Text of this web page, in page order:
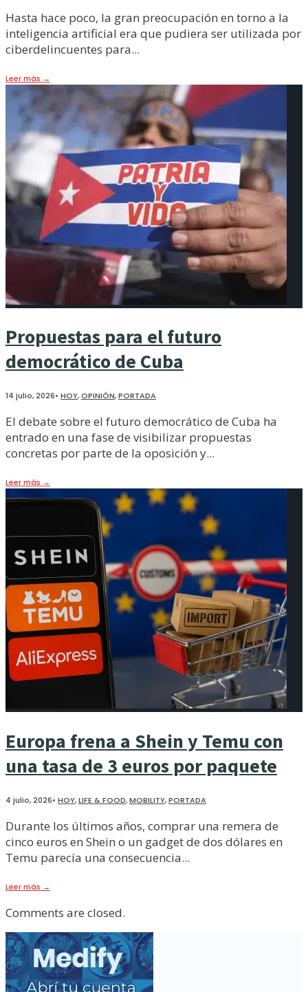
Hasta hace poco, la gran preocupación en torno a la
inteligencia artificial era que pudiera ser utilizada por
ciberdelincuentes para...
Leer más →
Propuestas para el futuro
democrático de Cuba
14 julio, 2026• HOY,OPINIÓN,PORTADA
El debate sobre el futuro democrático de Cuba ha
entrado en una fase de visibilizar propuestas
concretas por parte de la oposición y...
Leer más →
Europa frena a Shein y Temu con
una tasa de 3 euros por paquete
4 julio, 2026• HOY,LIFE & FOOD,MOBILITY,PORTADA
Durante los últimos años, comprar una remera de
cinco euros en Shein o un gadget de dos dólares en
Temu parecía una consecuencia...
Leer más →
Comments are closed.